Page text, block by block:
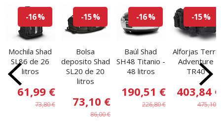
-16 %
Mochila Shad
SL86 de 26
litros
61,99 €
73,80 €
-15 %
Bolsa
deposito Shad
SL20 de 20
litros
73,10 €
86,00 €
-16 %
Baúl Shad
SH48 Titanio -
48 litros
190,51 €
226,80 €
-15 %
Alforjas Terra
Adventure
TR40
403,84 €
475,10 €